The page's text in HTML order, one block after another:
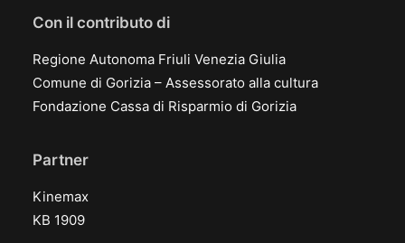
Con il contributo di
Regione Autonoma Friuli Venezia Giulia
Comune di Gorizia – Assessorato alla cultura
Fondazione Cassa di Risparmio di Gorizia
Partner
Kinemax
KB 1909